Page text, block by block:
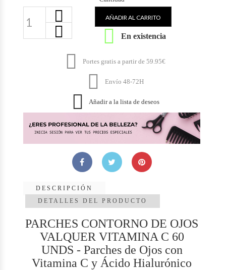
AÑADIR AL CARRITO
 En existencia
 Portes gratis a partir de 59.95€
 Envío 48-72H
 Añadir a la lista de deseos
DESCRIPCIÓN
DETALLES DEL PRODUCTO
PARCHES CONTORNO DE OJOS
VALQUER VITAMINA C 60
UNDS - Parches de Ojos con
Vitamina C y Ácido Hialurónico